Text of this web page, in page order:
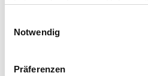
Notwendig
Präferenzen
PRODUKTEIGENSCHAFTEN